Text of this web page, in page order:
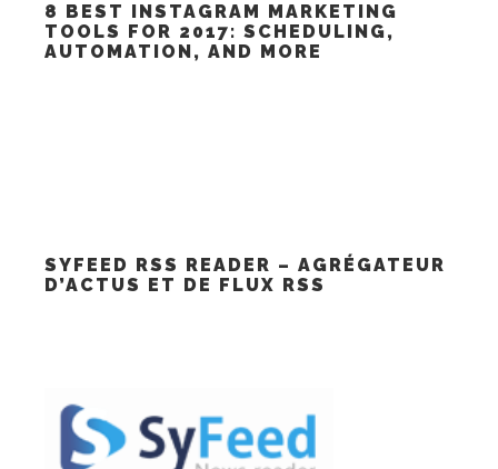
8 BEST INSTAGRAM MARKETING
TOOLS FOR 2017: SCHEDULING,
AUTOMATION, AND MORE
SYFEED RSS READER – AGRÉGATEUR
D’ACTUS ET DE FLUX RSS